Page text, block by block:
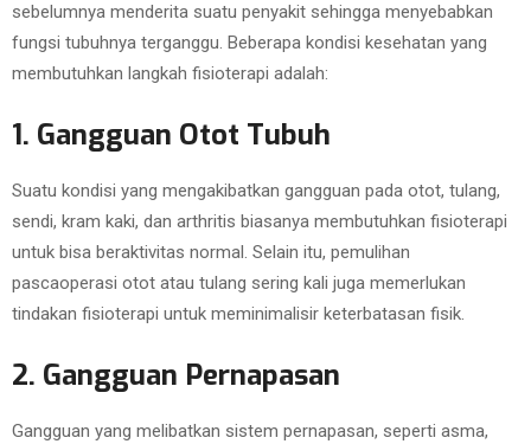
sebelumnya menderita suatu penyakit sehingga menyebabkan
fungsi tubuhnya terganggu. Beberapa kondisi kesehatan yang
membutuhkan langkah fisioterapi adalah:
1. Gangguan Otot Tubuh
Suatu kondisi yang mengakibatkan gangguan pada otot, tulang,
sendi, kram kaki, dan arthritis biasanya membutuhkan fisioterapi
untuk bisa beraktivitas normal. Selain itu, pemulihan
pascaoperasi otot atau tulang sering kali juga memerlukan
tindakan fisioterapi untuk meminimalisir keterbatasan fisik.
2. Gangguan Pernapasan
Gangguan yang melibatkan sistem pernapasan, seperti asma,